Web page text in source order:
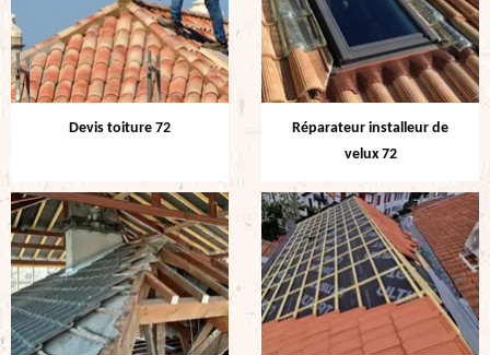
Devis toiture 72
Réparateur installeur de
velux 72